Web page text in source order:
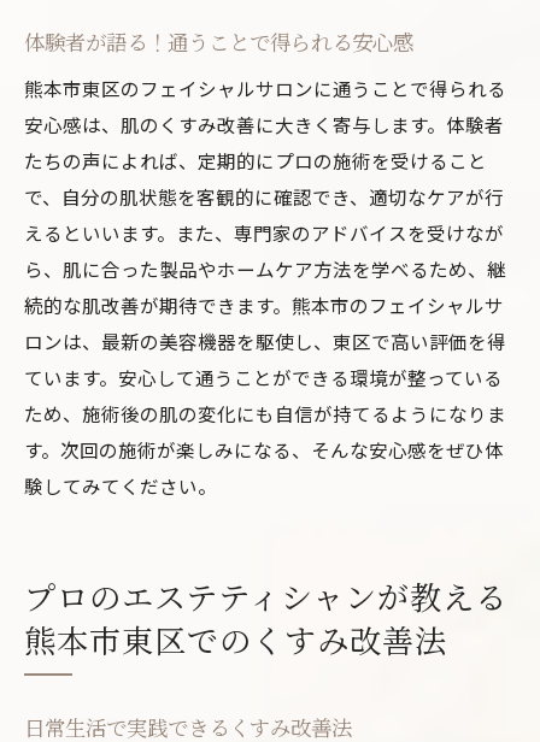
体験者が語る！通うことで得られる安心感
熊本市東区のフェイシャルサロンに通うことで得られる
安心感は、肌のくすみ改善に大きく寄与します。体験者
たちの声によれば、定期的にプロの施術を受けること
で、自分の肌状態を客観的に確認でき、適切なケアが行
えるといいます。また、専門家のアドバイスを受けなが
ら、肌に合った製品やホームケア方法を学べるため、継
続的な肌改善が期待できます。熊本市のフェイシャルサ
ロンは、最新の美容機器を駆使し、東区で高い評価を得
ています。安心して通うことができる環境が整っている
ため、施術後の肌の変化にも自信が持てるようになりま
す。次回の施術が楽しみになる、そんな安心感をぜひ体
験してみてください。
プロのエステティシャンが教える
熊本市東区でのくすみ改善法
日常生活で実践できるくすみ改善法